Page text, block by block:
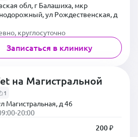
обл, г Балашиха, мкр
ул Рождественская, д
круглосуточно
Записаться в клинику
на Магистральной
1
Магистральная, д 46
20:00
200 ₽